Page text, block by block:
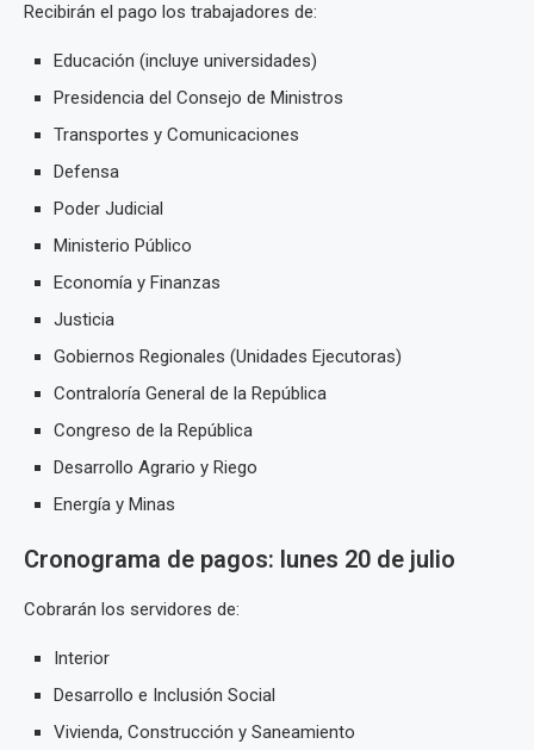
Recibirán el pago los trabajadores de:
Educación (incluye universidades)
Presidencia del Consejo de Ministros
Transportes y Comunicaciones
Defensa
Poder Judicial
Ministerio Público
Economía y Finanzas
Justicia
Gobiernos Regionales (Unidades Ejecutoras)
Contraloría General de la República
Congreso de la República
Desarrollo Agrario y Riego
Energía y Minas
Cronograma de pagos: lunes 20 de julio
Cobrarán los servidores de:
Interior
Desarrollo e Inclusión Social
Vivienda, Construcción y Saneamiento